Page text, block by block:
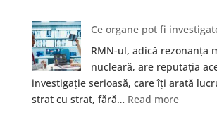
Succes
în
Educație
și
Sport
—
Ce organe pot fi
RMN-ul, adică rezonanța
nucleară, are reputația
investigație serioasă, care îți arată
strat cu strat, fără… Read more: